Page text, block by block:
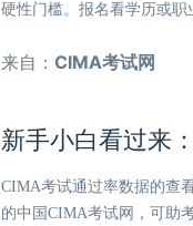
硬性门槛。报名看学历或
来自： CIMA考试网
新手小白看过来
CIMA考试通过率数据的查
的中国CIMA考试网，可助